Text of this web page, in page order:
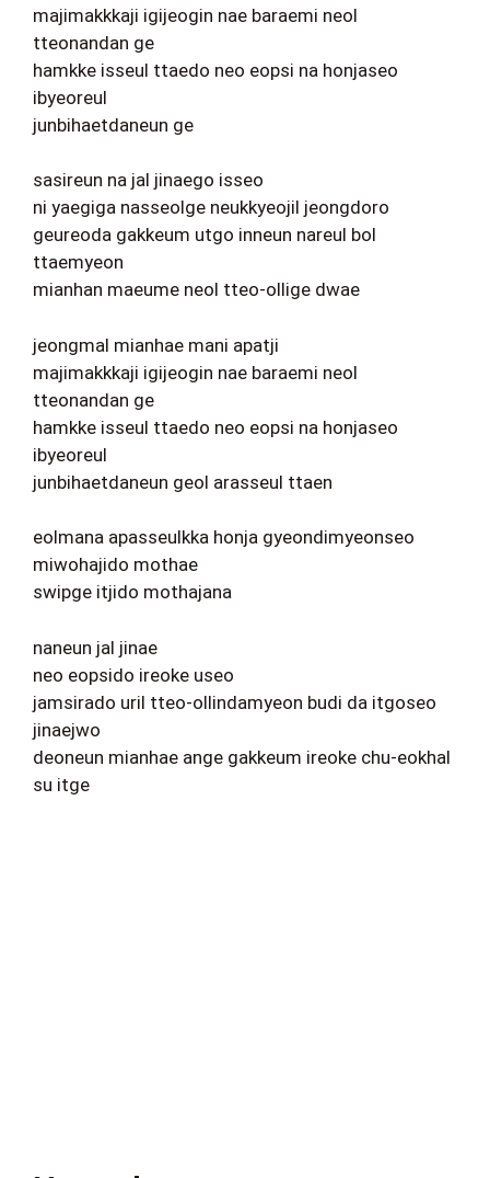
majimakkkaji igijeogin nae baraemi neol
tteonandan ge
hamkke isseul ttaedo neo eopsi na honjaseo
ibyeoreul
junbihaetdaneun ge
sasireun na jal jinaego isseo
ni yaegiga nasseolge neukkyeojil jeongdoro
geureoda gakkeum utgo inneun nareul bol
ttaemyeon
mianhan maeume neol tteo-ollige dwae
jeongmal mianhae mani apatji
majimakkkaji igijeogin nae baraemi neol
tteonandan ge
hamkke isseul ttaedo neo eopsi na honjaseo
ibyeoreul
junbihaetdaneun geol arasseul ttaen
eolmana apasseulkka honja gyeondimyeonseo
miwohajido mothae
swipge itjido mothajana
naneun jal jinae
neo eopsido ireoke useo
jamsirado uril tteo-ollindamyeon budi da itgoseo
jinaejwo
deoneun mianhae ange gakkeum ireoke chu-eokhal
su itge